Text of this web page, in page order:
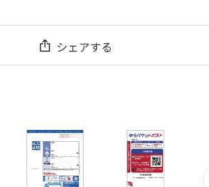
シェアする